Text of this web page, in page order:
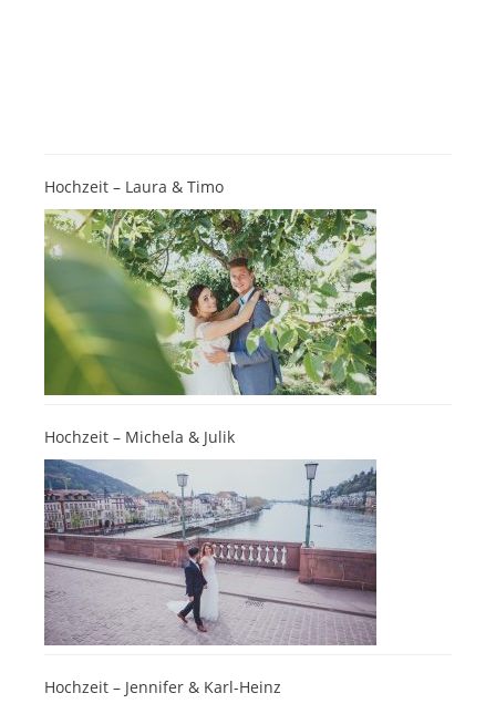
Hochzeit – Laura & Timo
Hochzeit – Michela & Julik
Hochzeit – Jennifer & Karl-Heinz